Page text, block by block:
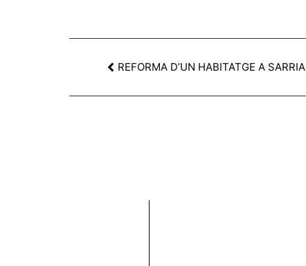
REFORMA D’UN HABITATGE A SARRIA